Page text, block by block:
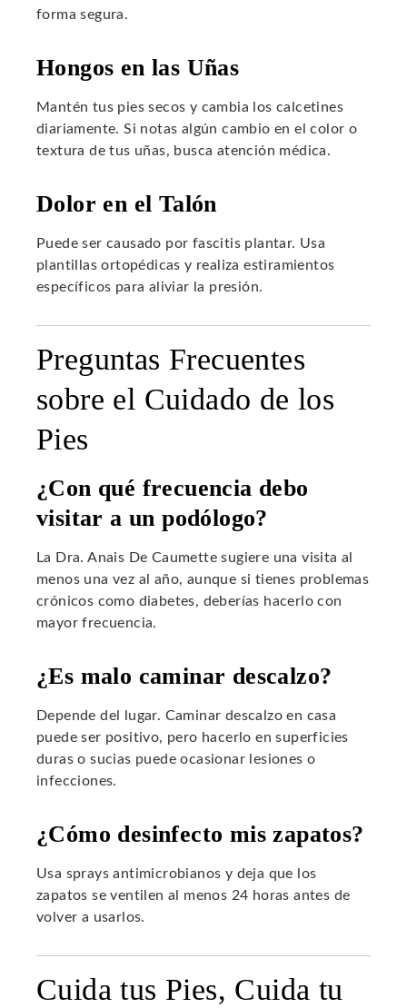
forma segura.
Hongos en las Uñas
Mantén tus pies secos y cambia los calcetines
diariamente. Si notas algún cambio en el color o
textura de tus uñas, busca atención médica.
Dolor en el Talón
Puede ser causado por fascitis plantar. Usa
plantillas ortopédicas y realiza estiramientos
específicos para aliviar la presión.
Preguntas Frecuentes
sobre el Cuidado de los
Pies
¿Con qué frecuencia debo
visitar a un podólogo?
La Dra. Anais De Caumette sugiere una visita al
menos una vez al año, aunque si tienes problemas
crónicos como diabetes, deberías hacerlo con
mayor frecuencia.
¿Es malo caminar descalzo?
Depende del lugar. Caminar descalzo en casa
puede ser positivo, pero hacerlo en superficies
duras o sucias puede ocasionar lesiones o
infecciones.
¿Cómo desinfecto mis zapatos?
Usa sprays antimicrobianos y deja que los
zapatos se ventilen al menos 24 horas antes de
volver a usarlos.
Cuida tus Pies, Cuida tu